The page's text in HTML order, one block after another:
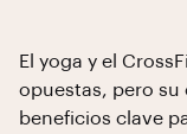
El yoga y el
opuestas, pero su
beneficios clave